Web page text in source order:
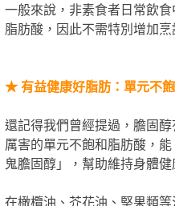
一般來說，非素食者日常飲
脂肪酸，因此不需特別增加烹
★有益健康好脂肪：單元不
還記得我們曾經提過，膽固
厲害的單元不飽和脂肪酸，
鬼膽固醇」，幫助維持身體
在橄欖油、芥花油、堅果類